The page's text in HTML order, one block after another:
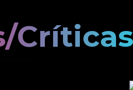
Críticas